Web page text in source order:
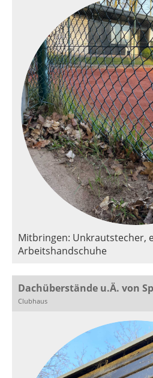
Mitbringen: Unkrautstecher,
Arbeitshandschuhe
Clubhaus